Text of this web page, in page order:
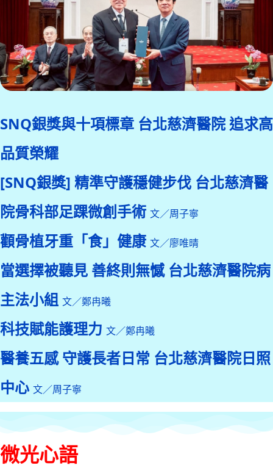
SNQ銀獎與十項標章 台北慈濟醫院 追求高
品質榮耀
[SNQ銀獎] 精準守護穩健步伐 台北慈濟醫
院骨科部足踝微創手術 文／周子寧
顴骨植牙重「食」健康 文／廖唯晴
當選擇被聽見 善終則無憾 台北慈濟醫院病
主法小組 文／鄭冉曦
科技賦能護理力 文／鄭冉曦
醫養五感 守護長者日常 台北慈濟醫院日照
中心 文／周子寧
微光心語